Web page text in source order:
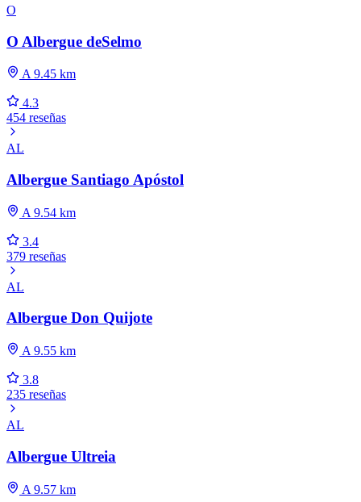
O
O Albergue deSelmo
A 9.45 km
4.3
454 reseñas
AL
Albergue Santiago Apóstol
A 9.54 km
3.4
379 reseñas
AL
Albergue Don Quijote
A 9.55 km
3.8
235 reseñas
AL
Albergue Ultreia
A 9.57 km